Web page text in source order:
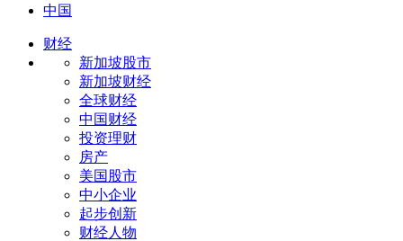
中国
财经
新加坡股市
新加坡财经
全球财经
中国财经
投资理财
房产
美国股市
中小企业
起步创新
财经人物